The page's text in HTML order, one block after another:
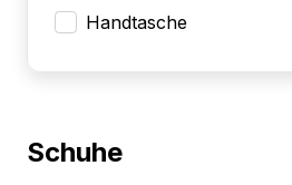
Handtasche
Schuhe